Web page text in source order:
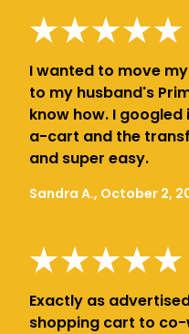
I wanted to move
to my husband's
know how. I
a-cart and the
and super easy.
Sandra A., October 2,
Exactly as
shopping cart to